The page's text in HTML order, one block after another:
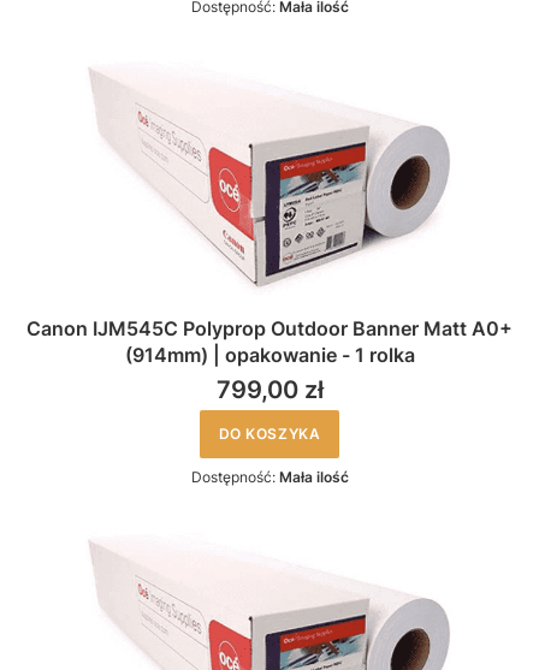
Dostępność: Mała ilość
Canon IJM545C Polyprop Outdoor Banner Matt A0+
(914mm) | opakowanie - 1 rolka
799,00 zł
DO KOSZYKA
Dostępność: Mała ilość